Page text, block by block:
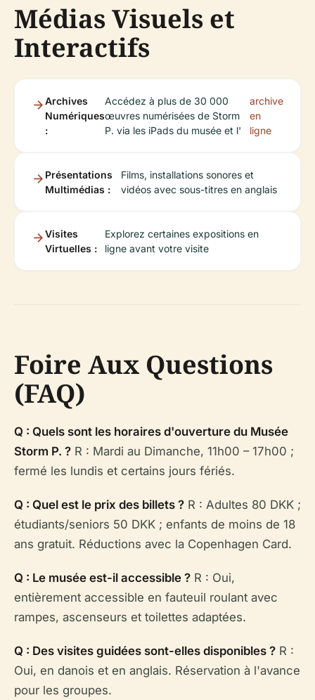
Médias Visuels et
Interactifs
Archives
Numériques
:
Accédez à plus de 30 000
œuvres numérisées de Storm
P. via les iPads du musée et l'
archive
en
ligne
Présentations
Multimédias :
Films, installations sonores et
vidéos avec sous-titres en anglais
Visites
Virtuelles :
Explorez certaines expositions en
ligne avant votre visite
Foire Aux Questions
(FAQ)
Q : Quels sont les horaires d'ouverture du Musée
Storm P. ? R : Mardi au Dimanche, 11h00 – 17h00 ;
fermé les lundis et certains jours fériés.
Q : Quel est le prix des billets ? R : Adultes 80 DKK ;
étudiants/seniors 50 DKK ; enfants de moins de 18
ans gratuit. Réductions avec la Copenhagen Card.
Q : Le musée est-il accessible ? R : Oui,
entièrement accessible en fauteuil roulant avec
rampes, ascenseurs et toilettes adaptées.
Q : Des visites guidées sont-elles disponibles ? R :
Oui, en danois et en anglais. Réservation à l'avance
pour les groupes.